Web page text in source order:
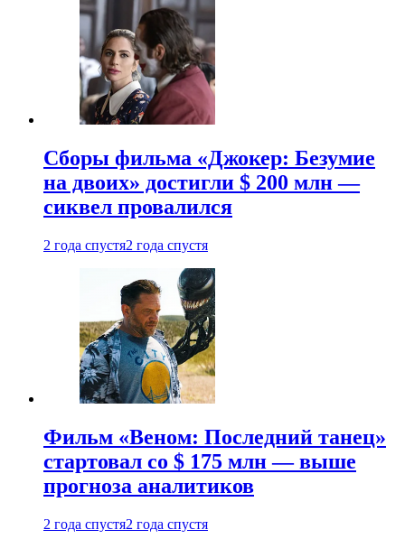
Сборы фильма «Джокер: Безумие
на двоих» достигли $ 200 млн —
сиквел провалился
2 года спустя2 года спустя
Фильм «Веном: Последний танец»
стартовал со $ 175 млн — выше
прогноза аналитиков
2 года спустя2 года спустя